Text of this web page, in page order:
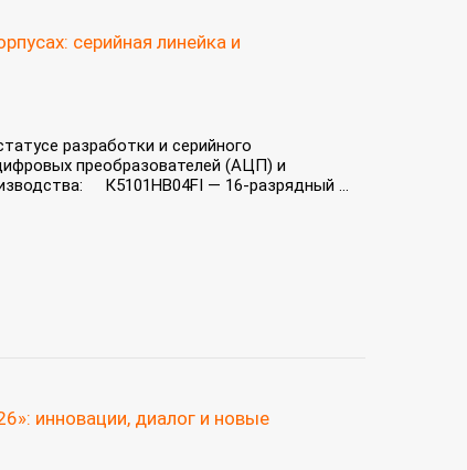
серийная линейка и
разработки и серийного
преобразователей (АЦП) и
К5101НВ04FI — 16‑разрядный ...
инновации, диалог и новые